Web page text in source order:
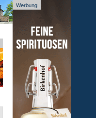
Werbung